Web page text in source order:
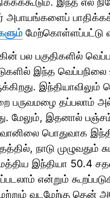
அபாயங்களைப்
மேற்கொள்ளப்பட்டு
பல பகுதிகளில்
இந்த வெப்பநிலை
இந்தியாவிலும்
பருவமழை தப்பலாம்
மேலும், இதனால்
வானிலை பொதுவாக
நாடு முழுவதும்
இந்தியா 50.4
என்றும்
வடமேற்கு தென்